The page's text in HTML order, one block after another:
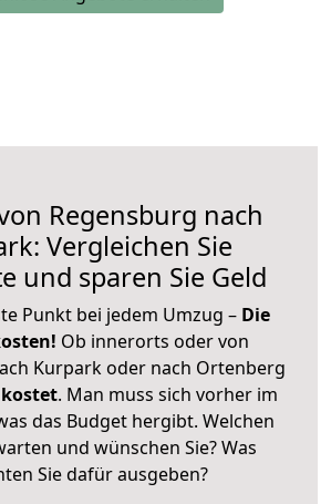
Regensburg nach
Vergleichen Sie
und sparen Sie Geld
Punkt bei jedem Umzug – Die
Ob innerorts oder von
Kurpark oder nach Ortenberg
. Man muss sich vorher im
das Budget hergibt. Welchen
und wünschen Sie? Was
Sie dafür ausgeben?